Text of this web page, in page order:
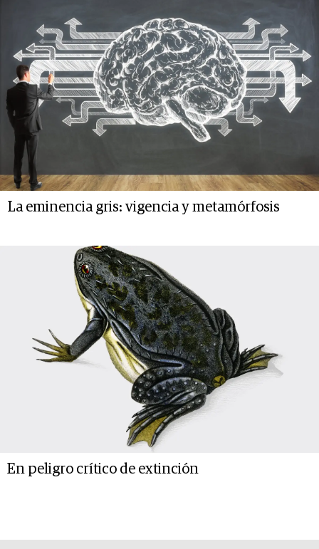
La eminencia gris: vigencia y metamórfosis
En peligro crítico de extinción